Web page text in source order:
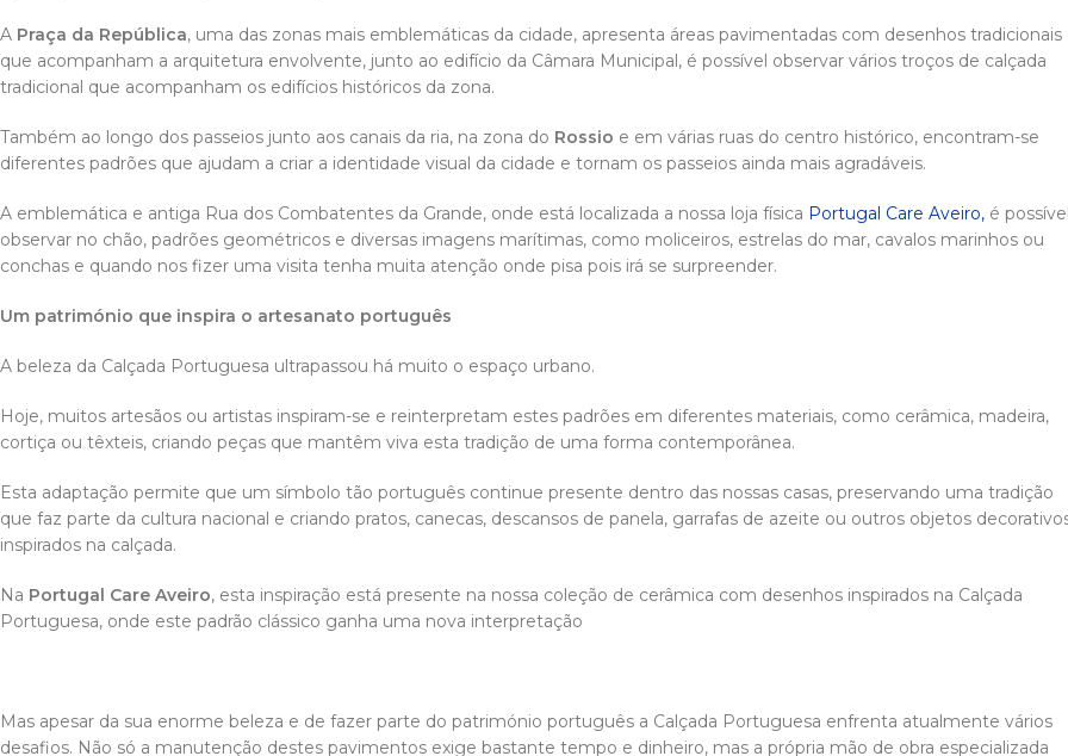
A Praça da República, uma das zonas mais emblemáticas da cidade, apresenta áreas pavimentadas com desenhos tradicionais
que acompanham a arquitetura envolvente, junto ao edifício da Câmara Municipal, é possível observar vários troços de calçada
tradicional que acompanham os edifícios históricos da zona.
Também ao longo dos passeios junto aos canais da ria, na zona do Rossio e em várias ruas do centro histórico, encontram-se
diferentes padrões que ajudam a criar a identidade visual da cidade e tornam os passeios ainda mais agradáveis.
A emblemática e antiga Rua dos Combatentes da Grande, onde está localizada a nossa loja física Portugal Care Aveiro, é possível
observar no chão, padrões geométricos e diversas imagens marítimas, como moliceiros, estrelas do mar, cavalos marinhos ou
conchas e quando nos fizer uma visita tenha muita atenção onde pisa pois irá se surpreender.
Um património que inspira o artesanato português
A beleza da Calçada Portuguesa ultrapassou há muito o espaço urbano.
Hoje, muitos artesãos ou artistas inspiram-se e reinterpretam estes padrões em diferentes materiais, como cerâmica, madeira,
cortiça ou têxteis, criando peças que mantêm viva esta tradição de uma forma contemporânea.
Esta adaptação permite que um símbolo tão português continue presente dentro das nossas casas, preservando uma tradição
que faz parte da cultura nacional e criando pratos, canecas, descansos de panela, garrafas de azeite ou outros objetos
inspirados na calçada.
Na Portugal Care Aveiro, esta inspiração está presente na nossa coleção de cerâmica com desenhos inspirados na Calçada
Portuguesa, onde este padrão clássico ganha uma nova interpretação
Mas apesar da sua enorme beleza e de fazer parte do património português a Calçada Portuguesa enfrenta atualmente vários
desafios. Não só a manutenção destes pavimentos exige bastante tempo e dinheiro, mas a própria mão de obra especializada